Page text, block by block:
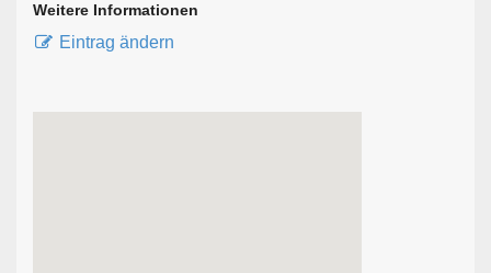
Weitere Informationen
Eintrag ändern